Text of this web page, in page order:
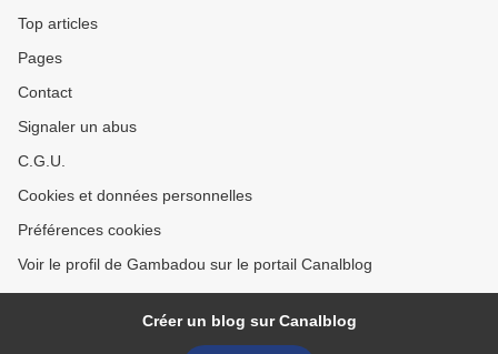
Top articles
Pages
Contact
Signaler un abus
C.G.U.
Cookies et données personnelles
Préférences cookies
Voir le profil de Gambadou sur le portail Canalblog
Créer un blog sur Canalblog